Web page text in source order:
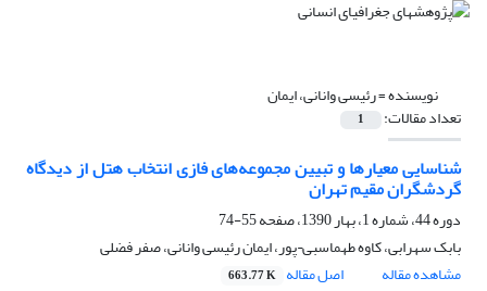
نویسنده =رئیسی وانانی، ایمان
تعداد مقالات: 1
شناسایی معیارها و تبیین مجموعه‌های فازی انتخاب هتل از دیدگاه
گردشگران مقیم تهران
دوره 44، شماره 1، بهار 1390، صفحه
55-74
بابک سهرابی، کاوه طهماسبی¬پور، ایمان رئیسی وانانی، صفر فضلی
مشاهده مقاله
اصل مقاله 663.77 K